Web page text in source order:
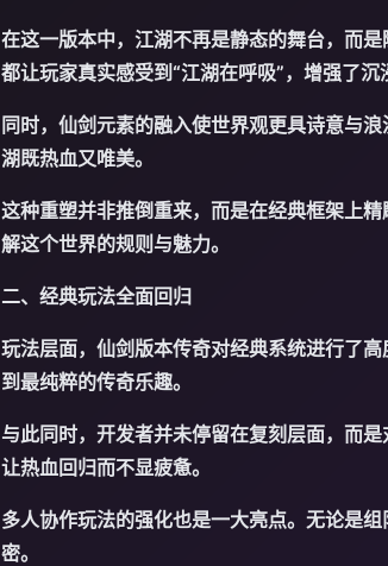
在这一版本中，江湖不再是静态的舞台，而
都让玩家真实感受到“江湖在呼吸”，增强了沉
同时，仙剑元素的融入使世界观更具诗意与
湖既热血又唯美。
这种重塑并非推倒重来，而是在经典框架上
解这个世界的规则与魅力。
二、经典玩法全面回归
玩法层面，仙剑版本传奇对经典系统进行了
到最纯粹的传奇乐趣。
与此同时，开发者并未停留在复刻层面，而
让热血回归而不显疲惫。
多人协作玩法的强化也是一大亮点。无论是
密。